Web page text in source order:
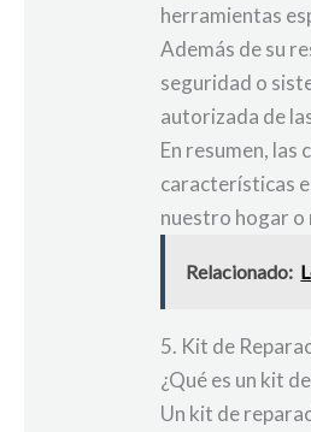
herramientas
Además de su
seguridad o
autorizada de
En resumen,
características
nuestro hogar o
Relacionado:
5. Kit de
¿Qué es un kit
Un kit de